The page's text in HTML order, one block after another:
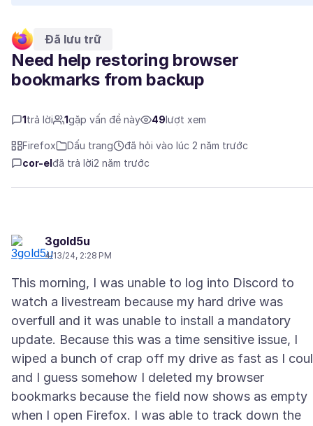
Đã lưu trữ
Need help restoring browser
bookmarks from backup
1trả lời 1gặp vấn đề này 49lượt xem
Firefox Dấu trang
đã hỏi vào lúc 2 năm trước
cor-elđã trả lời2 năm trước
3gold5u
4/13/24, 2:28 PM
This morning, I was unable to log into Discord to
watch a livestream because my hard drive was
overfull and it was unable to install a mandatory
update. Because this was a time sensitive issue, I
wiped a bunch of crap off my drive as fast as I
and I guess somehow I deleted my browser
bookmarks because the field now shows as empty
when I open Firefox. I was able to track down the